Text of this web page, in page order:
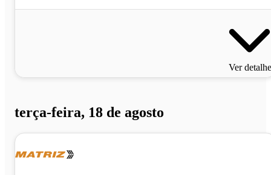
Ver
terça-feira, 18 de agosto